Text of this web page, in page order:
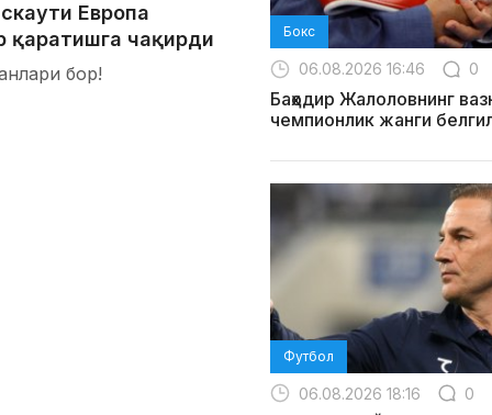
Европа
қаратишга чақирди
бор!
Бокс
06.08.2026 16:46 0
Баҳодир Жалоловнинг
чемпионлик жанги
Футбол
06.08.2026 18:16 0